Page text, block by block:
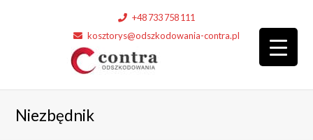
+48 733 758 111
kosztorys@odszkodowania-contra.pl
Niezbędnik